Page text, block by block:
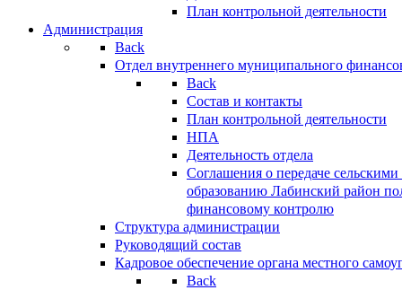
План контрольной деятельности
Администрация
Back
Отдел внутреннего муниципального
Back
Состав и контакты
План контрольной деятельности
НПА
Деятельность отдела
Соглашения о передаче
образованию Лабинский район
финансовому контролю
Структура администрации
Руководящий состав
Кадровое обеспечение органа местного
Back